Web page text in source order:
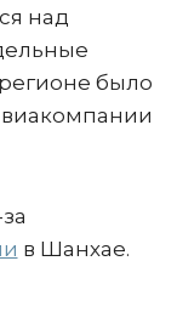
над
было
в Шанхае.